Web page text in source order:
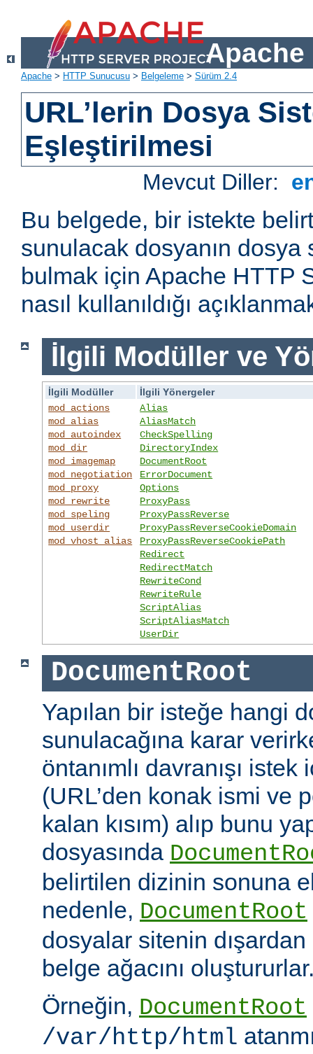
Apache
Apache > HTTP Sunucusu > Belgeleme > Sürüm 2.4
URL’lerin Dosya
Eşleştirilmesi
Mevcut Diller:
Bu belgede, bir istekte
sunulacak dosyanın
bulmak için Apache HTTP
nasıl kullanıldığı
İlgili Modüller ve
İlgili Modüller
İlgili Yönergeler
mod_actions
mod_alias
mod_autoindex
mod_dir
mod_imagemap
mod_negotiation
mod_proxy
mod_rewrite
mod_speling
mod_userdir
mod_vhost_alias
Alias
AliasMatch
CheckSpelling
DirectoryIndex
DocumentRoot
ErrorDocument
Options
ProxyPass
ProxyPassReverse
ProxyPassReverseCookieDomain
ProxyPassReverseCookiePath
Redirect
RedirectMatch
RewriteCond
RewriteRule
ScriptAlias
ScriptAliasMatch
UserDir
DocumentRoot
Yapılan bir isteğe hangi
sunulacağına karar
öntanımlı davranışı
(URL’den konak ismi ve
kalan kısım) alıp bunu
dosyasında
belirtilen dizinin sonuna
nedenle, DocumentRoot
dosyalar sitenin
belge ağacını
Örneğin, DocumentRoot
/var/http/html